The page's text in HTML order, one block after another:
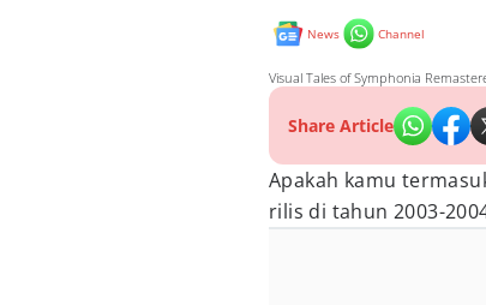
News Channel
Visual Tales of Symphonia
Share Article
Apakah kamu
rilis di tahun 2003-